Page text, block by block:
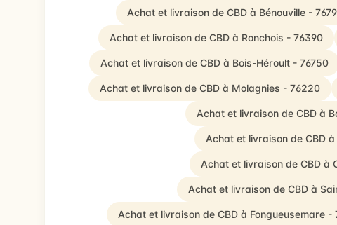
Achat et livraison de CBD à Bénouville -
Achat et livraison de CBD à Ronchois - 76390
Achat et livraison de CBD à Bois-Héroult - 76750
Achat et livraison de CBD à Molagnies - 76220
Achat et livraison de CBD à
Achat et livraison de CBD
Achat et livraison de CBD à
Achat et livraison de CBD à
Achat et livraison de CBD à Fongueusemare -